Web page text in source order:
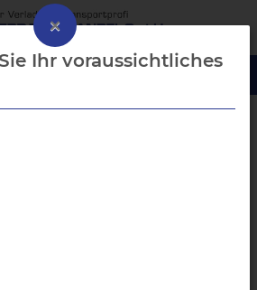
×
Ihr voraussichtliches